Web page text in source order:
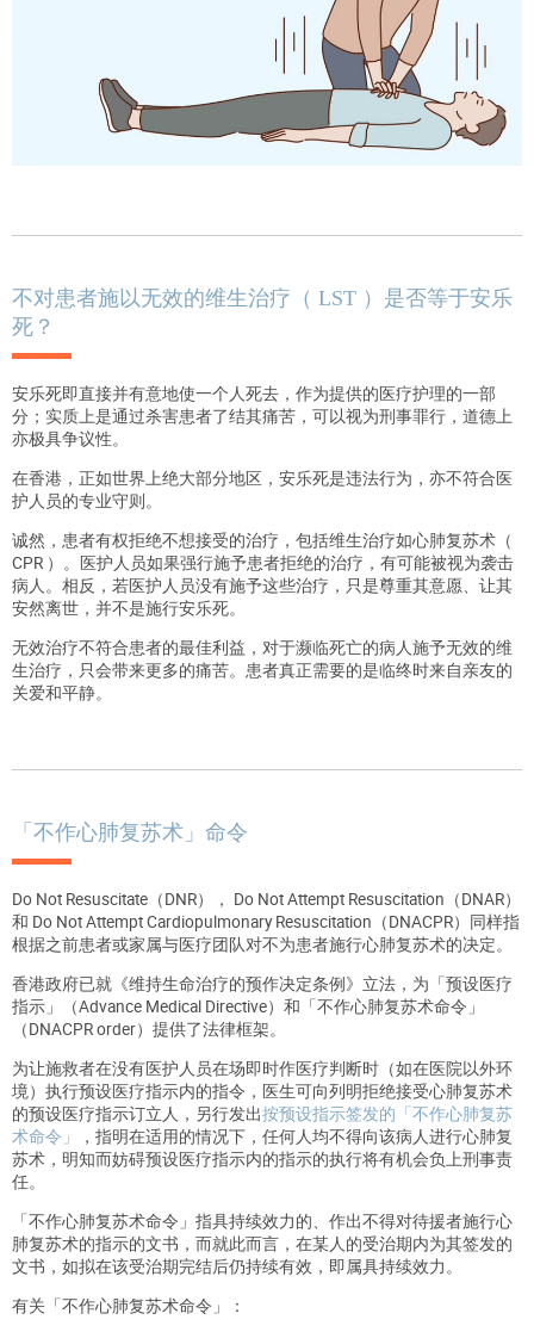
不对患者施以无效的维生治疗（ LST ）是否等于安乐
死？
安乐死即直接并有意地使一个人死去，作为提供的医疗护理的一部
分 ； 实质上是通过杀害患者了结其痛苦，可以视为刑事罪行，道德上
亦极具争议性。
在香港，正如世界上绝大部分地区，安乐死是违法行为，亦不符合医
护人员的专业守则。
诚然，患者有权拒绝不想接受的治疗，包括维生治疗如心肺复苏术（
CPR ）。医护人员如果强行施予患者拒绝的治疗，有可能被视为袭击
病人。相反，若医护人员没有施予这些治疗，只是尊重其意愿、让其
安然离世，并不是施行安乐死。
无效治疗不符合患者的最佳利益，对于濒临死亡的病人施予无效的维
生治疗，只会带来更多的痛苦。患者真正需要的是临终时来自亲友的
关爱和平静。
「不作心肺复苏术」命令
Do Not Resuscitate（DNR）， Do Not Attempt Resuscitation（DNAR）
和 Do Not Attempt Cardiopulmonary Resuscitation（DNACPR）同样指
根据之前患者或家属与医疗团队对不为患者施行心肺复苏术的决定。
香港政府已就《维持生命治疗的预作决定条例》立法，为「预设医疗
指示」（Advance Medical Directive）和「不作心肺复苏术命令」
（DNACPR order）提供了法律框架。
为让施救者在没有医护人员在场即时作医疗判断时（如在医院以外环
境）执行预设医疗指示内的指令，医生可向列明拒绝接受心肺复苏术
的预设医疗指示订立人，另行发出按预设指示签发的「不作心肺复苏
术命令」
，指明在适用的情况下，任何人均不得向该病人进行心肺复
苏术，明知而妨碍预设医疗指示内的指示的执行将有机会负上刑事责
任。
「不作心肺复苏术命令」指具持续效力的、作出不得对待援者施行心
肺复苏术的指示的文书，而就此而言，在某人的受治期内为其签发的
文书，如拟在该受治期完结后仍持续有效，即属具持续效力。
有关「不作心肺复苏术命令」：